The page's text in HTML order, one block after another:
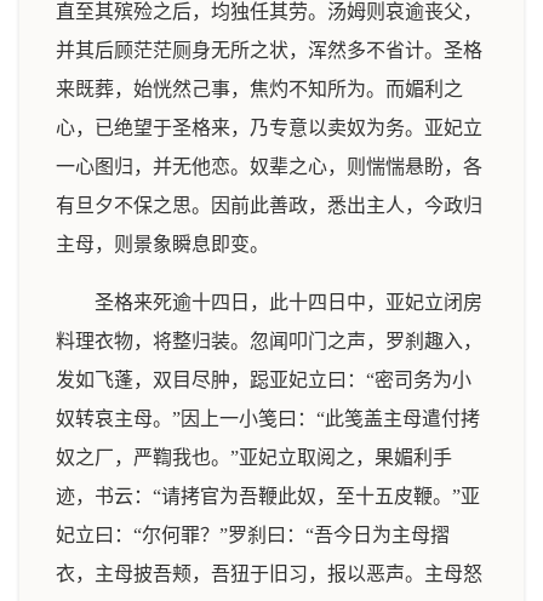
直至其殡殓之后，均独任其劳。汤姆则哀逾丧父，
并其后顾茫茫厕身无所之状，浑然多不省计。圣格
来既葬，始恍然己事，焦灼不知所为。而媚利之
心，已绝望于圣格来，乃专意以卖奴为务。亚妃立
一心图归，并无他恋。奴辈之心，则惴惴悬盼，各
有旦夕不保之思。因前此善政，悉出主人，今政归
主母，则景象瞬息即变。
圣格来死逾十四日，此十四日中，亚妃立闭房
料理衣物，将整归装。忽闻叩门之声，罗刹趣入，
发如飞蓬，双目尽肿，跽亚妃立曰：“密司务为小
奴转哀主母。”因上一小笺曰：“此笺盖主母遣付拷
奴之厂，严鞫我也。”亚妃立取阅之，果媚利手
迹，书云：“请拷官为吾鞭此奴，至十五皮鞭。”亚
妃立曰：“尔何罪？”罗刹曰：“吾今日为主母摺
衣，主母披吾颊，吾狃于旧习，报以恶声。主母怒